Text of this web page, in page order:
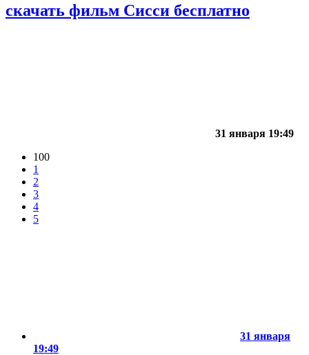
скачать фильм Сисси бесплатно
31 января 19:49
100
1
2
3
4
5
31 января
19:49